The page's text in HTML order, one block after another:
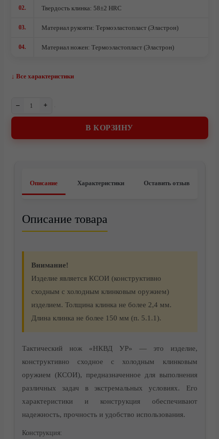
Подарочные ножи
Городские
Комплектующие под производство ножей
Ножи из стали AUS10Co
О компании
02. Твердость клинка: 58±2 HRC
03. Материал рукояти: Термоэластопласт (Эластрон)
04. Материал ножен: Термоэластопласт (Эластрон)
↓ Все характеристики
– +
В КОРЗИНУ
Описание Характеристики Оставить отзыв
Описание товара
Внимание!
Изделие является КСОИ (конструктивно
сходным с холодным клинковым оружием)
изделием. Толщина клинка не более 2,4 мм.
Длина клинка не более 150 мм (п. 5.1.1).
Тактический нож «НКВД УР» — это изделие,
конструктивно сходное с холодным клинковым
оружием (КСОИ), предназначенное для выполнения
различных задач в экстремальных условиях. Его
характеристики и конструкция обеспечивают
надежность, прочность и удобство использования.
Конструкция: